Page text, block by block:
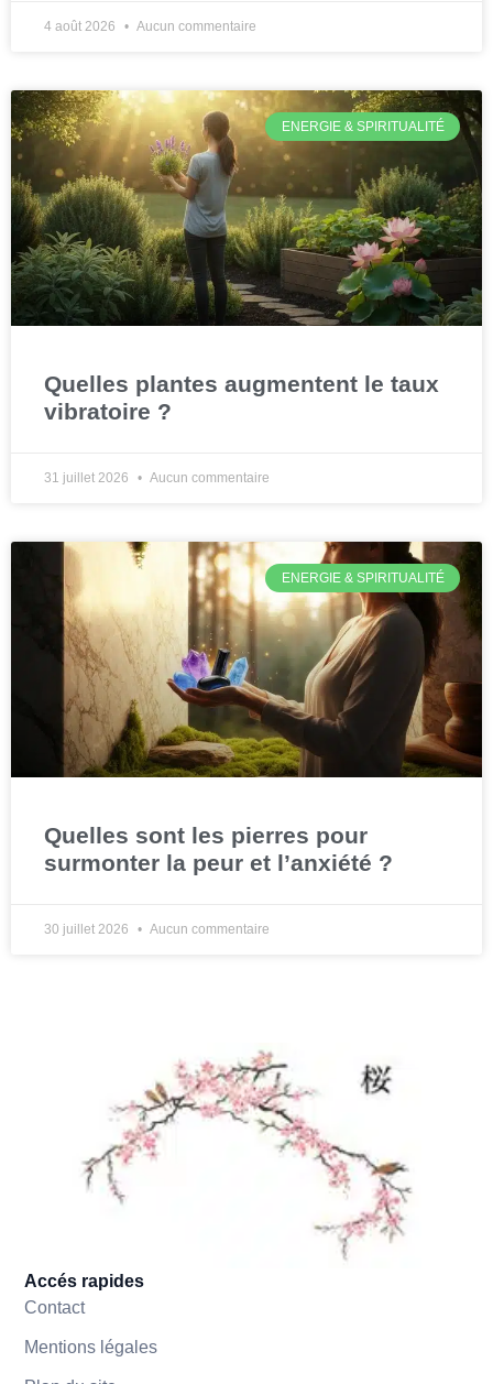
4 août 2026 Aucun commentaire
ENERGIE & SPIRITUALITÉ
Quelles plantes augmentent le taux
vibratoire ?
31 juillet 2026 Aucun commentaire
ENERGIE & SPIRITUALITÉ
Quelles sont les pierres pour
surmonter la peur et l’anxiété ?
30 juillet 2026 Aucun commentaire
Accés rapides
Contact
Mentions légales